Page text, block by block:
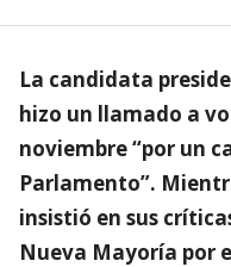
La candidata
hizo un llamado a
noviembre “por un
Parlamento”.
insistió en sus
Nueva Mayoría por